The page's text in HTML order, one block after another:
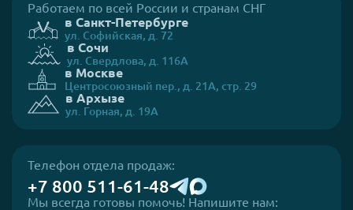
Работаем по всей России и странам СНГ
в Санкт-Петербурге
ул. Софийская, д. 72
в Сочи
ул. Свердлова, д. 116А
в Москве
Центросоюзный пер., д. 21А, стр. 29
в Архызе
ул. Горная, д. 19А
Телефон отдела продаж:
+7 800 511-61-48
Мы всегда готовы помочь! Напишите нам: